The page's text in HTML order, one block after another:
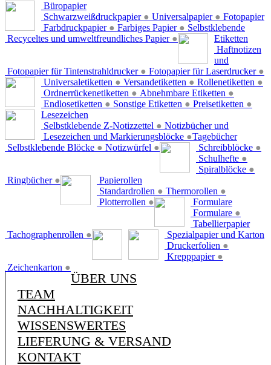
Büropapier
Schwarzweißdruckpapier ● Universalpapier ●
Farbdruckpapier ● Farbiges Papier ●
Recyceltes und umweltfreundliches Papier ●
Fotopapier
Fotopapier für Tintenstrahldrucker ● Fotopapier für Laserdrucker ●
Selbstklebende
Etiketten
Universaletiketten ● Versandetiketten ● Rollenetiketten ●
Ordnerrückenetiketten ● Abnehmbare Etiketten ●
Endlosetiketten ● Sonstige Etiketten ● Preisetiketten ●
Haftnotizen
und
Lesezeichen
Selbstklebende Z-Notizzettel ●
Lesezeichen und Markierungsblöcke ●
Selbstklebende Blöcke ● Notizwürfel ●
Notizbücher und
Tagebücher
Schreibblöcke ●
Schulhefte ●
Spiralblöcke ●
Ringbücher ●
Papierollen
Standardrollen ● Thermorollen ●
Plotterrollen ●
Formulare
Formulare ●
Tachographenrollen ●
Tabellierpapier
Spezialpapier und Karton
Druckerfolien ●
Krepppapier ●
Zeichenkarton ●
ÜBER UNS
TEAM
NACHHALTIGKEIT
WISSENSWERTES
LIEFERUNG & VERSAND
KONTAKT